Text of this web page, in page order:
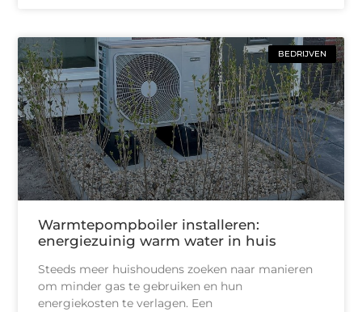
BEDRIJVEN
Warmtepompboiler installeren:
energiezuinig warm water in huis
Steeds meer huishoudens zoeken naar manieren
om minder gas te gebruiken en hun
energiekosten te verlagen. Een